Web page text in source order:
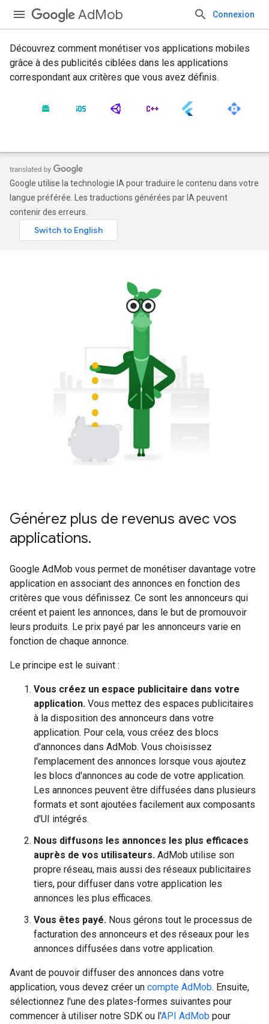
AdMob Connexion
Découvrez comment monétiser vos applications mobiles
grâce à des publicités ciblées dans les applications
correspondant aux critères que vous avez définis.
Google utilise la technologie IA pour traduire le contenu dans votre
langue préférée. Les traductions générées par IA peuvent
contenir des erreurs.
Générez plus de revenus avec vos
applications.
Google AdMob vous permet de monétiser davantage votre
application en associant des annonces en fonction des
critères que vous définissez. Ce sont les annonceurs qui
créent et paient les annonces, dans le but de promouvoir
leurs produits. Le prix payé par les annonceurs varie en
fonction de chaque annonce.
Le principe est le suivant :
Vous créez un espace publicitaire dans votre
application. Vous mettez des espaces publicitaires
à la disposition des annonceurs dans votre
application. Pour cela, vous créez des blocs
d'annonces dans AdMob. Vous choisissez
l'emplacement des annonces lorsque vous ajoutez
les blocs d'annonces au code de votre application.
Les annonces peuvent être diffusées dans plusieurs
formats et sont ajoutées facilement aux composants
d'UI intégrés.
Nous diffusons les annonces les plus efficaces
auprès de vos utilisateurs. AdMob utilise son
propre réseau, mais aussi des réseaux publicitaires
tiers, pour diffuser dans votre application les
annonces les plus efficaces.
Vous êtes payé. Nous gérons tout le processus de
facturation des annonceurs et des réseaux pour les
annonces diffusées dans votre application.
Avant de pouvoir diffuser des annonces dans votre
application, vous devez créer un compte AdMob. Ensuite,
sélectionnez l'une des plates-formes suivantes pour
commencer à utiliser notre SDK ou l'API AdMob pour